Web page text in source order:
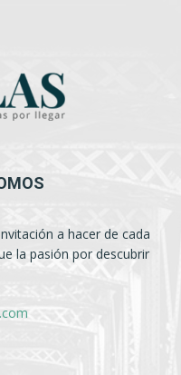
a hacer de cada
la pasión por descubrir